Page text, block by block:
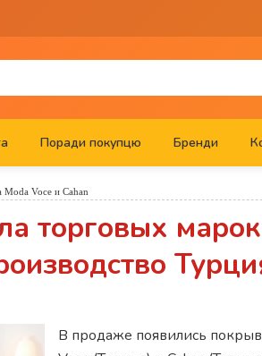
Поради покупцю Бренди
Moda Voce и Cahan
торговых
В продаже появились